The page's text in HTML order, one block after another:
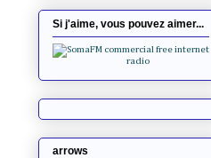
Si j'aime, vous pouvez aimer...
arrows